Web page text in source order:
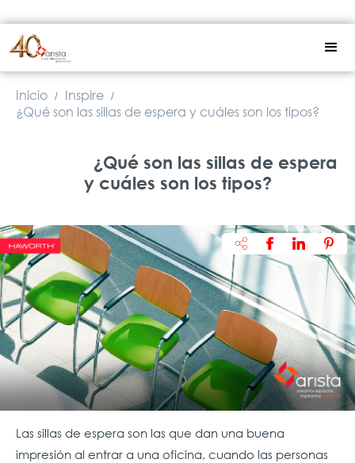
Inicio / Inspire /
¿Qué son las sillas de espera y cuáles son los tipos?
¿Qué son las sillas de espera
y cuáles son los tipos?
Las sillas de espera son las que dan una buena
impresión al entrar a una oficina, cuando las personas